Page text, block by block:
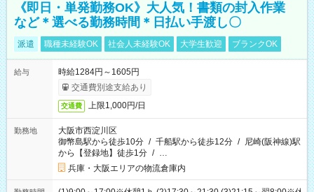
《即日・単発勤務OK》大人気！書類の封入作業
など＊選べる勤務時間＊日払い手渡し〇
派遣 職種未経験OK 社会人未経験OK 大学生歓迎 ブランクOK
給与
時給1284円～1605円
交通費別途支給あり
交通費 上限1,000円/日
勤務地
大阪市西淀川区
御幣島駅から徒歩10分 / 千船駅から徒歩12分 / 尼崎(阪神線)駅
から【登録地】徒歩1分 / …
兵庫・大阪エリアの物流倉庫内